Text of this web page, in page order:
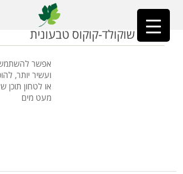
ראשי»אירוח טבעוני
גלידת שוקולד-קוקוס טבעונית
אפשר להשתמש
ועשיר יותר,
או לטחון תוכן
מעט מים